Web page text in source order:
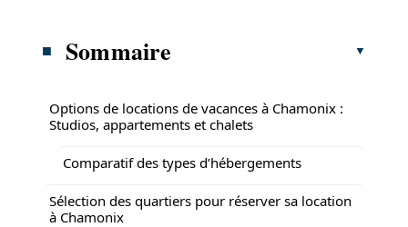
Sommaire
Options de locations de vacances à Chamonix :
Studios, appartements et chalets
Comparatif des types d’hébergements
Sélection des quartiers pour réserver sa location
à Chamonix